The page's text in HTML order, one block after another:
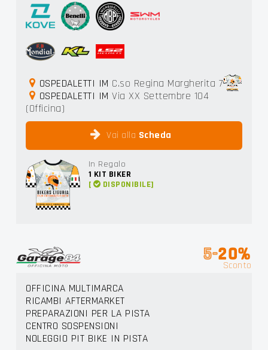
OSPEDALETTI IM C.so Regina Margherita 7
OSPEDALETTI IM Via XX Settembre 104
(Officina)
Vai alla Scheda
In Regalo
1 KIT BIKER
[
DISPONIBILE]
5-20%
Sconto
OFFICINA MULTIMARCA
RICAMBI AFTERMARKET
PREPARAZIONI PER LA PISTA
CENTRO SOSPENSIONI
NOLEGGIO PIT BIKE IN PISTA